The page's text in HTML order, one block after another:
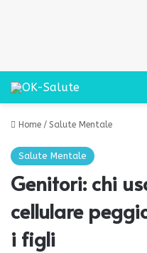
Home / Salute Mentale
Salute Mentale
Genitori: chi
cellulare
i figli